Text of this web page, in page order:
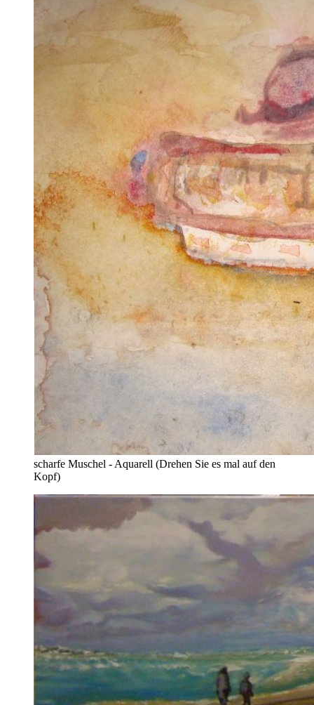
scharfe Muschel - Aquarell (Drehen Sie es mal auf den
Kopf)